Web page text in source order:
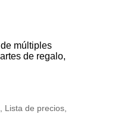
múltiples
de regalo,
de precios,